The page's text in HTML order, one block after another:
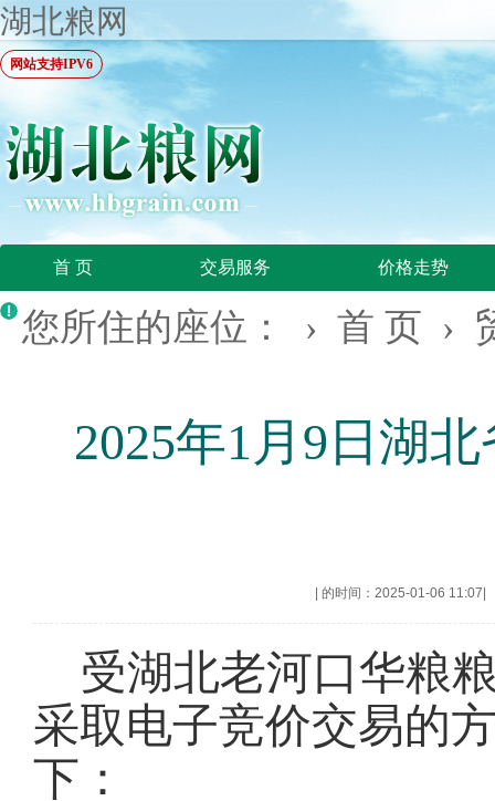
湖北粮网
网站支持IPV6
首 页 交易服务 价格走势
您所住的座位： › 首 页 ›
2025年1月9日湖
的时间：2025-01-06 11:07
受湖北老河口华粮
采取电子竞价交易的
下：